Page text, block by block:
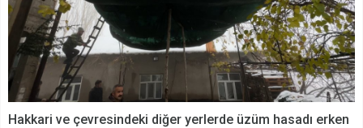
Hakkari ve çevresindeki diğer yerlerde üzüm hasadı erken